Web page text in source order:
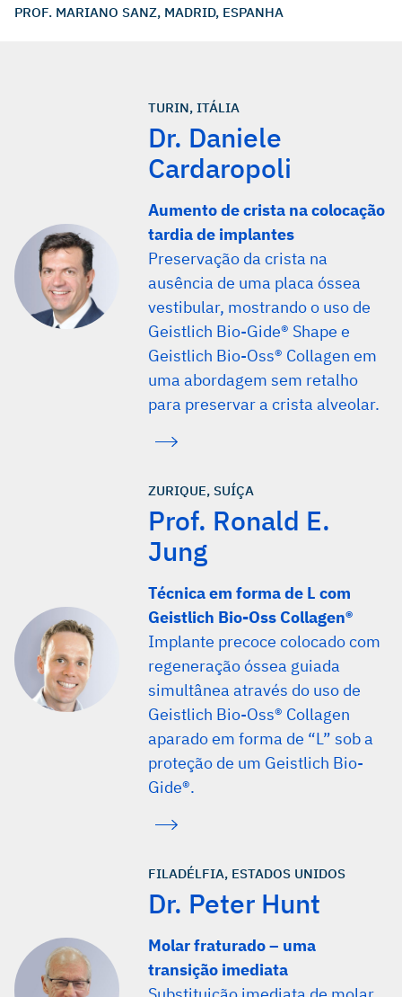
PROF. MARIANO SANZ, MADRID, ESPANHA
TURIN, ITÁLIA
Dr. Daniele
Cardaropoli
Aumento de crista na colocação
tardia de implantes
Preservação da crista na
ausência de uma placa óssea
vestibular, mostrando o uso de
Geistlich Bio-Gide® Shape e
Geistlich Bio-Oss® Collagen em
uma abordagem sem retalho
para preservar a crista alveolar.
ZURIQUE, SUÍÇA
Prof. Ronald E.
Jung
Técnica em forma de L com
Geistlich Bio-Oss Collagen®
Implante precoce colocado com
regeneração óssea guiada
simultânea através do uso de
Geistlich Bio-Oss® Collagen
aparado em forma de “L” sob a
proteção de um Geistlich Bio-
Gide®.
FILADÉLFIA, ESTADOS UNIDOS
Dr. Peter Hunt
Molar fraturado – uma
transição imediata